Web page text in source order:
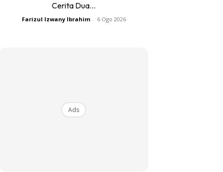
Cerita Dua...
Farizul Izwany Ibrahim - 6 Ogo 2026
Ads